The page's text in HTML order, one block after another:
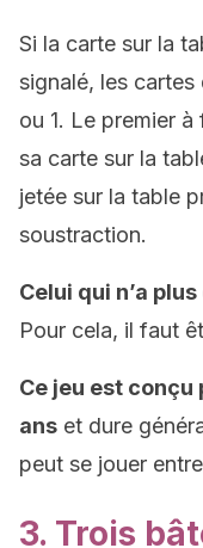
Si la carte sur la
signalé, les
ou 1. Le premier
sa carte sur la
jetée sur la table
soustraction.
Celui qui n’a
Pour cela, il faut
Ce jeu est conçu
ans et dure
peut se jouer
3. Trois